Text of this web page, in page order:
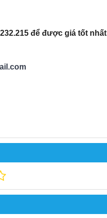
để được giá tốt nhất